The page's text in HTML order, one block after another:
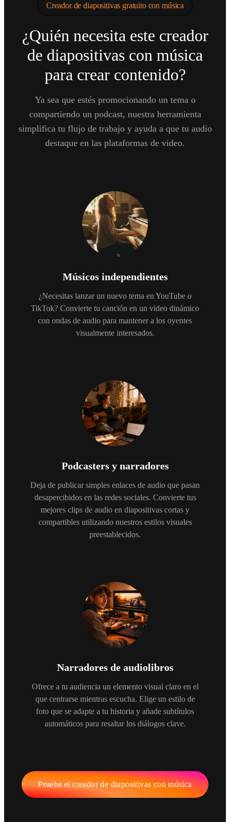
Creador de diapositivas gratuito con música
¿Quién necesita este creador
de diapositivas con música
para crear contenido?
Ya sea que estés promocionando un tema o
compartiendo un podcast, nuestra herramienta
simplifica tu flujo de trabajo y ayuda a que tu audio
destaque en las plataformas de video.
Músicos independientes
¿Necesitas lanzar un nuevo tema en YouTube o
TikTok? Convierte tu canción en un video dinámico
con ondas de audio para mantener a los oyentes
visualmente interesados.
Podcasters y narradores
Deja de publicar simples enlaces de audio que pasan
desapercibidos en las redes sociales. Convierte tus
mejores clips de audio en diapositivas cortas y
compartibles utilizando nuestros estilos visuales
preestablecidos.
Narradores de audiolibros
Ofrece a tu audiencia un elemento visual claro en el
que centrarse mientras escucha. Elige un estilo de
foto que se adapte a tu historia y añade subtítulos
automáticos para resaltar los diálogos clave.
Prueba el creador de diapositivas con música